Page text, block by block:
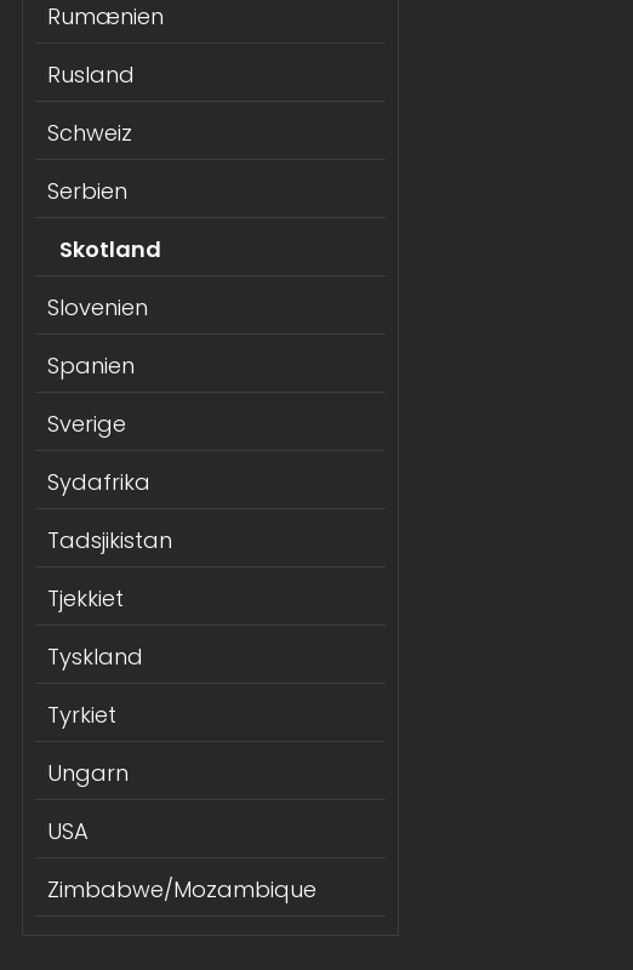
Rumænien
Rusland
Schweiz
Serbien
Skotland
Slovenien
Spanien
Sverige
Sydafrika
Tadsjikistan
Tjekkiet
Tyskland
Tyrkiet
Ungarn
USA
Zimbabwe/Mozambique